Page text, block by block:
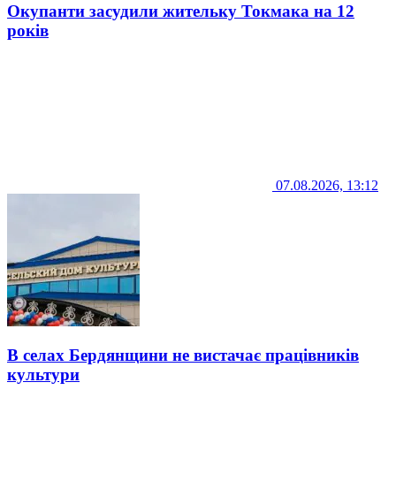
Окупанти засудили жительку Токмака на 12
років
07.08.2026, 13:12
В селах Бердянщини не вистачає працівників
культури